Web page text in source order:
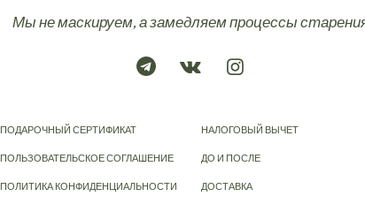
Мы не маскируем, а замедляем процессы
ПОДАРОЧНЫЙ СЕРТИФИКАТ
ПОЛЬЗОВАТЕЛЬСКОЕ СОГЛАШЕНИЕ
ПОЛИТИКА КОНФИДЕНЦИАЛЬНОСТИ
НАЛОГОВЫЙ ВЫЧЕТ
ДО И ПОСЛЕ
ДОСТАВКА